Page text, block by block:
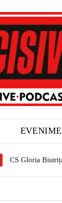
CS Gloria Bistrița
Expoziție